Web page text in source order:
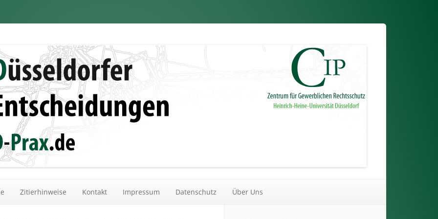
Zitierhinweise Kontakt Impressum Datenschutz Über Uns